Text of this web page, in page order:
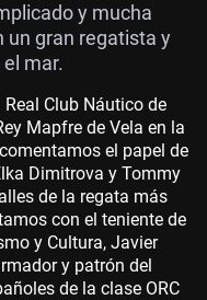
y mucha
un gran regatista y
mar.
Club Náutico de
Mapfre de Vela en la
el papel de
Dimitrova y Tommy
de la regata más
con el teniente de
y Cultura, Javier
y patrón del
de la clase ORC